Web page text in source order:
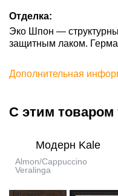
Отделка:
Эко Шпон —
защитным лаком.
Дополнительная
С этим товаром
Модерн Kale
Almon/Cappuccino
Veralinga